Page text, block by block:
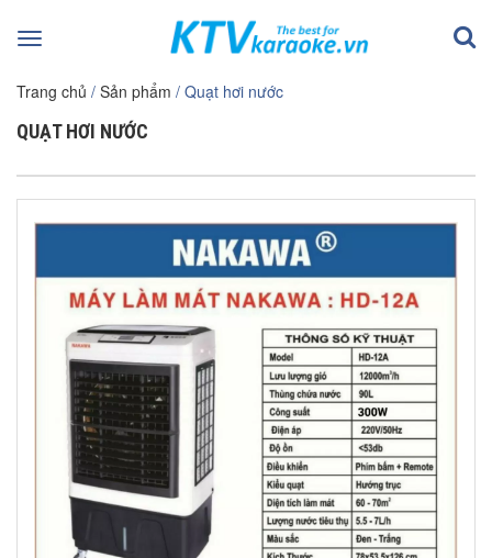
Toggle
Trang chủ / Sản phẩm / Quạt hơi nước
QUẠT HƠI NƯỚC